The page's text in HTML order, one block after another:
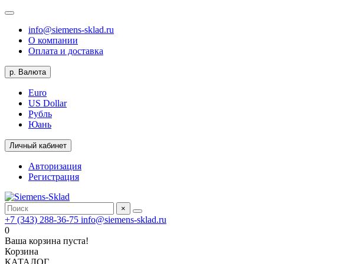
info@siemens-sklad.ru
О компании
Оплата и доставка
р. Валюта
Euro
US Dollar
Рубль
Юань
Личный кабинет
Авторизация
Регистрация
×
+7 (343) 288-36-75 info@siemens-sklad.ru
0
Ваша корзина пуста!
Корзина
КАТАЛОГ